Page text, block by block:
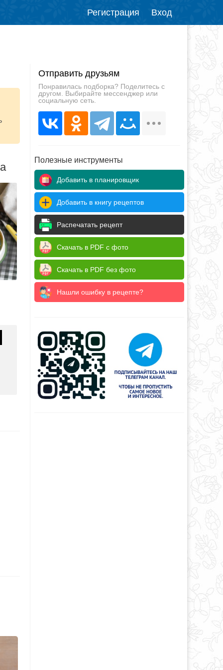
Регистрация Вход
Отправить друзьям
Понравилась подборка? Поделитесь с
другом. Выбирайте мессенджер или
социальную сеть.
Полезные инструменты
Добавить в планировщик
Добавить в книгу рецептов
Распечатать рецепт
Скачать в PDF с фото
Скачать в PDF без фото
Нашли ошибку в рецепте?